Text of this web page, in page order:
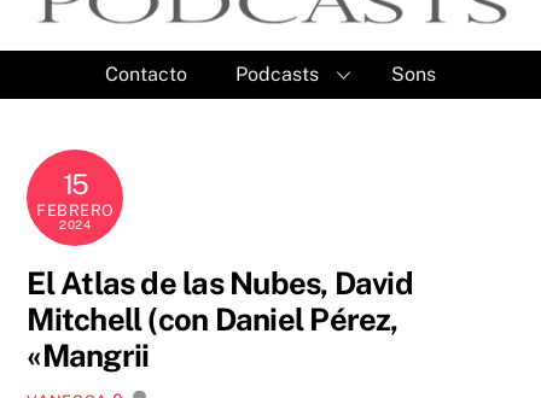
Contacto Podcasts Sons
15
FEBRERO
2024
El Atlas de las Nubes, David
Mitchell (con Daniel Pérez,
«Mangrii